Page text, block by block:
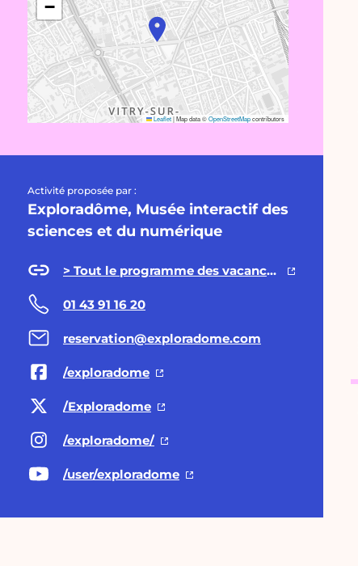
−
Leaflet|Map data ©OpenStreetMapcontributors
Activité proposée par :
Exploradôme, Musée interactif des
sciences et du numérique
> Tout le programme des vacances ici
01 43 91 16 20
reservation@exploradome.com
/exploradome
/Exploradome
/exploradome/
/user/exploradome